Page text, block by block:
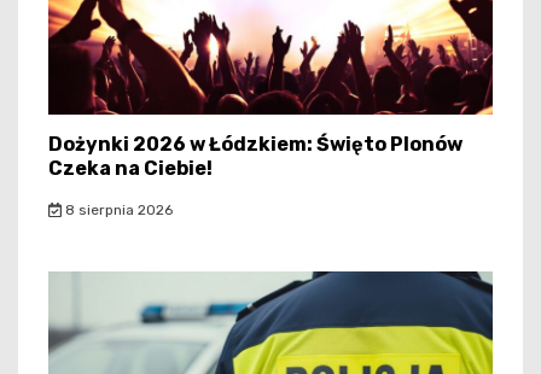
Dożynki 2026 w Łódzkiem: Święto Plonów
Czeka na Ciebie!
8 sierpnia 2026